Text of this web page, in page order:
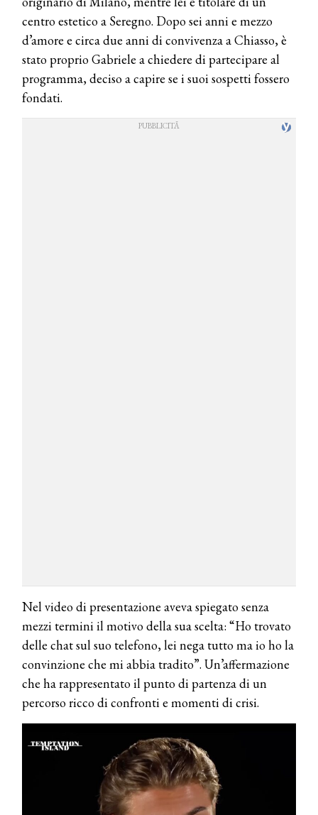
centro estetico a Seregno. Dopo sei anni e mezzo
d’amore e circa due anni di convivenza a Chiasso, è
stato proprio Gabriele a chiedere di partecipare al
programma, deciso a capire se i suoi sospetti fossero
fondati.
Nel video di presentazione aveva spiegato senza
mezzi termini il motivo della sua scelta: “Ho trovato
delle chat sul suo telefono, lei nega tutto ma io ho la
convinzione che mi abbia tradito”. Un’affermazione
che ha rappresentato il punto di partenza di un
percorso ricco di confronti e momenti di crisi.